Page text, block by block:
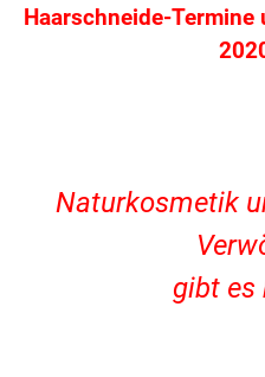
Haarschneide-
Naturkosmetik
gibt es